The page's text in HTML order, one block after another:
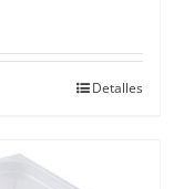
Detalles